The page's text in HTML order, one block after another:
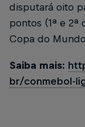
disputará oito
pontos (1ª e
Copa do
Saiba mais:
br/conmebol-